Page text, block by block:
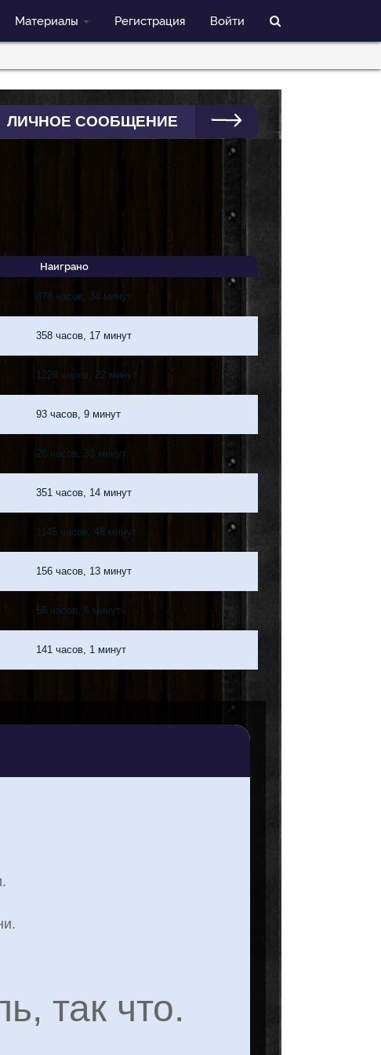
Материалы Регистрация Войти
ЛИЧНОЕ СООБЩЕНИЕ
Наиграно
878 часов, 34 минут
358 часов, 17 минут
1228 часов, 22 минут
93 часов, 9 минут
28 часов, 38 минут
351 часов, 14 минут
1145 часов, 48 минут
156 часов, 13 минут
56 часов, 6 минут
141 часов, 1 минут
так что.